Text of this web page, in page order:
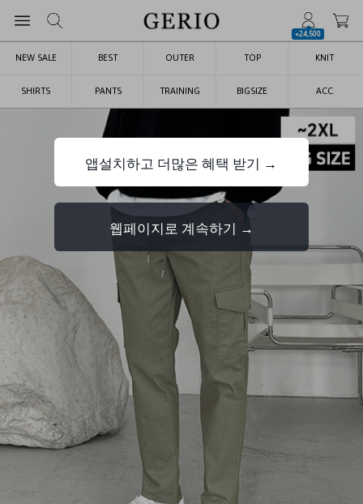
+24,500
NEW SALE BEST OUTER TOP KNIT
SHIRTS PANTS TRAINING BIGSIZE ACC
앱설치하고 더많은 혜택 받기 →
웹페이지로 계속하기 →